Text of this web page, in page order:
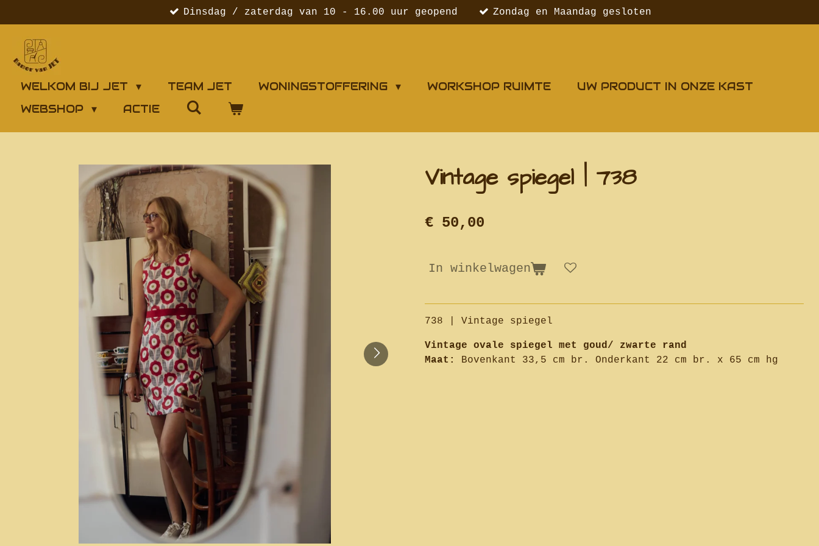
direct
naar
de
hoofdinhoud
Dinsdag / zaterdag van 10 - 16.00 uur geopend Zondag en Maandag gesloten
WELKOM BIJ JET TEAM JET WONINGSTOFFERING WORKSHOP RUIMTE
UW PRODUCT IN ONZE KAST
WEBSHOP
ACTIE
Vintage spiegel | 738
€ 50,00
In winkelwagen
738 | Vintage spiegel
Vintage ovale spiegel met goud/ zwarte rand
Maat:
Bovenkant 33,5 cm br. Onderkant 22 cm br. x 65 cm hg